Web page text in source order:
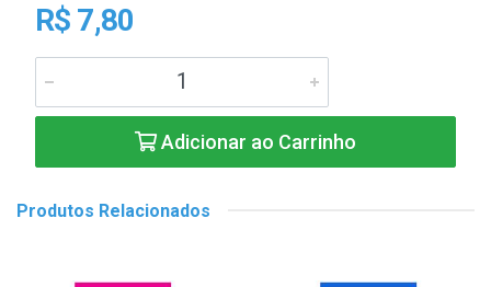
R$ 7,80
Adicionar ao Carrinho
Produtos Relacionados